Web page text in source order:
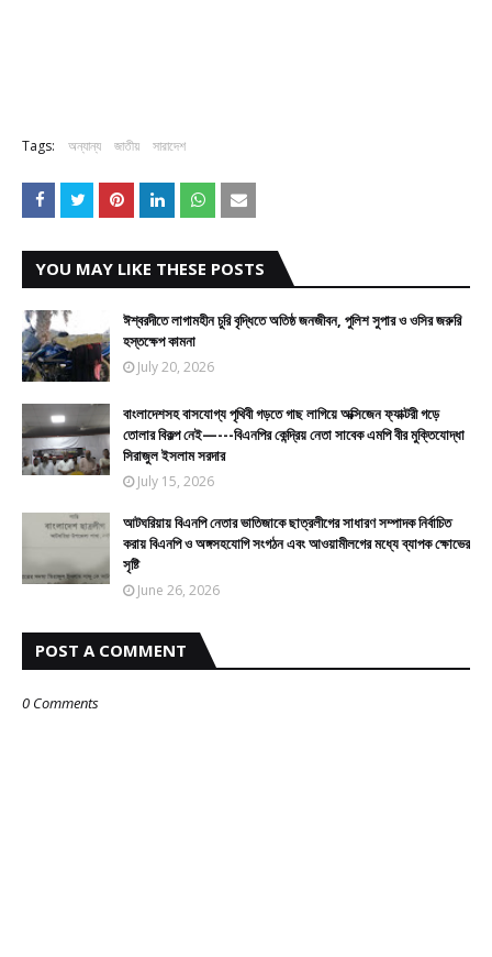
Tags: অন্যান্য জাতীয় সারাদেশ
YOU MAY LIKE THESE POSTS
ঈশ্বরদীতে লাগামহীন চুরি বৃদ্ধিতে অতিষ্ঠ জনজীবন, পুলিশ সুপার ও ওসির জরুরি
হস্তক্ষেপ কামনা
July 20, 2026
বাংলাদেশসহ বাসযোগ্য পৃথিবী গড়তে গাছ লাগিয়ে অক্সিজেন ফ্যাক্টরী গড়ে
তোলার বিকল্প নেই—---বিএনপির কেন্দ্রিয় নেতা সাবেক এমপি বীর মুক্তিযোদ্ধা
সিরাজুল ইসলাম সরদার
July 15, 2026
আটঘরিয়ায় বিএনপি নেতার ভাতিজাকে ছাত্রলীগের সাধারণ সম্পাদক নির্বাচিত
করায় বিএনপি ও অঙ্গসহযোগি সংগঠন এবং আওয়ামীলগের মধ্যে ব্যাপক ক্ষোভের
সৃষ্টি
June 26, 2026
POST A COMMENT
0 Comments